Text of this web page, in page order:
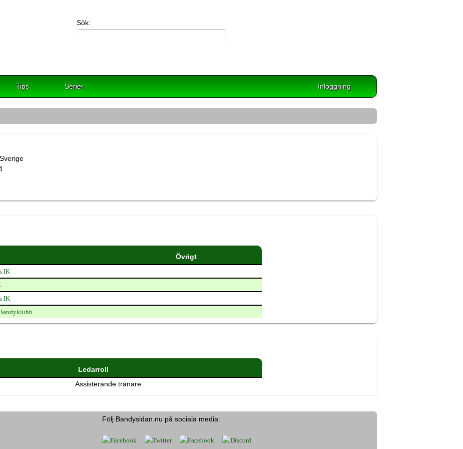
Sök:
Tips Serier Inloggning
Övrigt
IK
IK
Ledarroll
Assisterande tränare
Följ Bandysidan.nu på sociala media: